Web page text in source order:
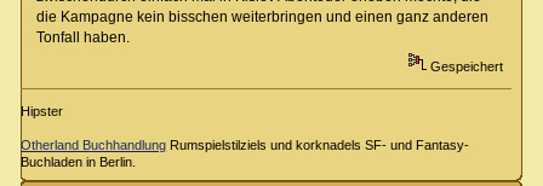
die Kampagne kein bisschen weiterbringen und einen ganz anderen
Tonfall haben.
Gespeichert
Hipster
Otherland Buchhandlung Rumspielstilziels und korknadels SF- und Fantasy-
Buchladen in Berlin.